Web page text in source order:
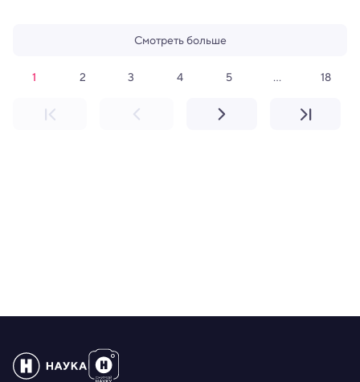
Смотреть больше
1 2 3 4 5 ... 18